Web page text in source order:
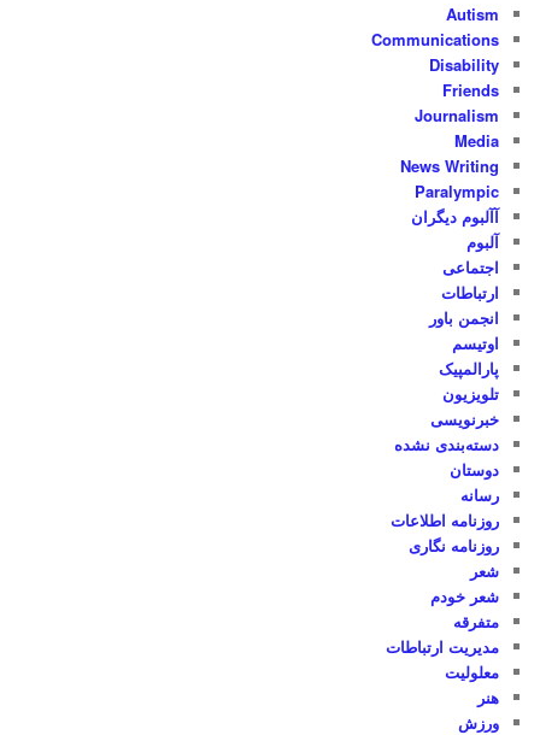
Autism
Communications
Disability
Friends
Journalism
Media
News Writing
Paralympic
آآلبوم دیگران
آلبوم
اجتماعی
ارتباطات
انجمن باور
اوتیسم
پارالمپیک
تلویزیون
خبرنویسی
دسته‌بندی نشده
دوستان
رسانه
روزنامه اطلاعات
روزنامه نگاری
شعر
شعر خودم
متفرقه
مدیریت ارتباطات
معلولیت
هنر
ورزش